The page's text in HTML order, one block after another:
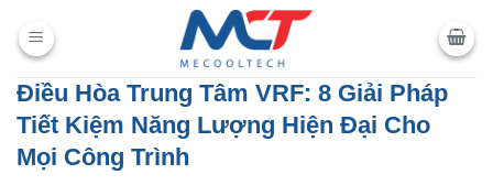
đến
dungĐiều Hòa Trung Tâm VRF: 8 Giải Pháp
Tiết Kiệm Năng Lượng Hiện Đại Cho
Mọi Công Trình